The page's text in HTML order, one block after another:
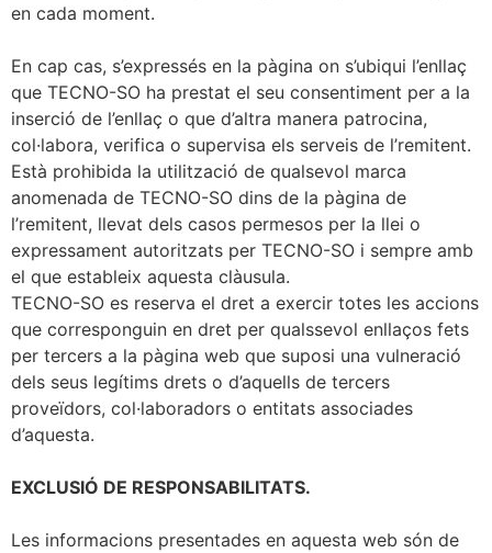
en cada moment.
En cap cas, s’expressés en la pàgina on s’ubiqui l’enllaç
que TECNO-SO ha prestat el seu consentiment per a la
inserció de l’enllaç o que d’altra manera patrocina,
col·labora, verifica o supervisa els serveis de l’remitent.
Està prohibida la utilització de qualsevol marca
anomenada de TECNO-SO dins de la pàgina de
l’remitent, llevat dels casos permesos per la llei o
expressament autoritzats per TECNO-SO i sempre amb
el que estableix aquesta clàusula.
TECNO-SO es reserva el dret a exercir totes les accions
que corresponguin en dret per qualssevol enllaços fets
per tercers a la pàgina web que suposi una vulneració
dels seus legítims drets o d’aquells de tercers
proveïdors, col·laboradors o entitats associades
d’aquesta.
EXCLUSIÓ DE RESPONSABILITATS.
Les informacions presentades en aquesta web són de